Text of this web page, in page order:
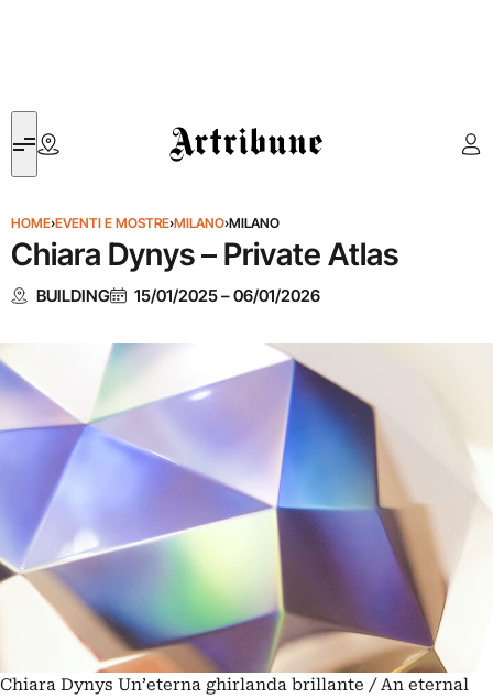
Artribune
HOME›EVENTI E MOSTRE›MILANO›MILANO
Chiara Dynys – Private Atlas
BUILDING 15/01/2025–06/01/2026
Chiara Dynys Un’eterna ghirlanda brillante / An eternal